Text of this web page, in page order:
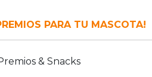
PARA TU MASCOTA!
& Snacks